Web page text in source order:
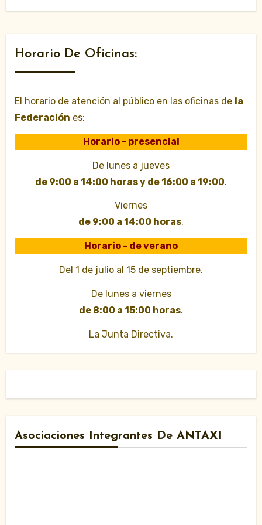
Horario De Oficinas:
El horario de atención al público en las oficinas de la
Federación es:
Horario - presencial
De lunes a jueves
de 9:00 a 14:00 horas y de 16:00 a 19:00.
Viernes
de 9:00 a 14:00 horas.
Horario - de verano
Del 1 de julio al 15 de septiembre.
De lunes a viernes
de 8:00 a 15:00 horas.
La Junta Directiva.
Asociaciones Integrantes De ANTAXI